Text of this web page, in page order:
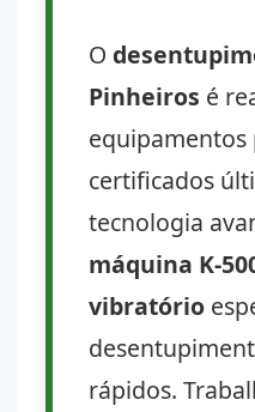
O
Pinheiros é
certificados
tecnologia
máquina K-
vibratório
rápidos.